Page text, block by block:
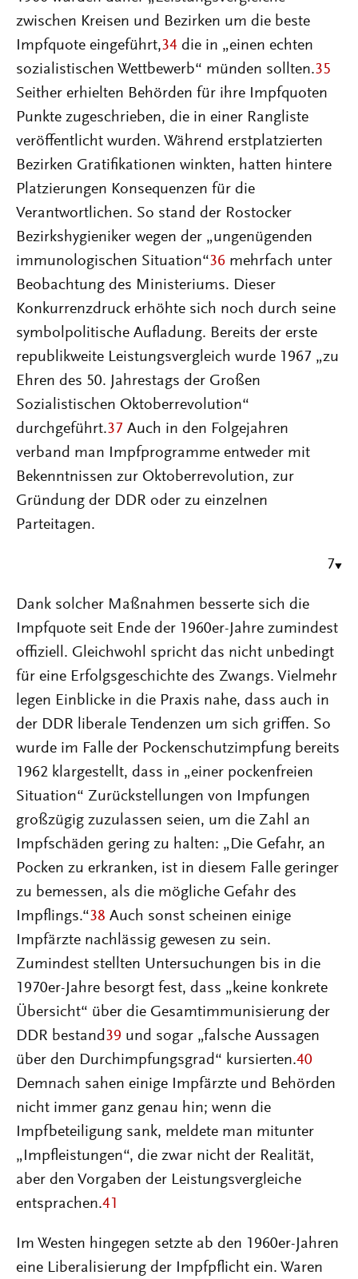
zwischen Kreisen und Bezirken um die beste
Impfquote eingeführt,34 die in „einen echten
sozialistischen Wettbewerb“ münden sollten.35
Seither erhielten Behörden für ihre Impfquoten
Punkte zugeschrieben, die in einer Rangliste
veröffentlicht wurden. Während erstplatzierten
Bezirken Gratifikationen winkten, hatten hintere
Platzierungen Konsequenzen für die
Verantwortlichen. So stand der Rostocker
Bezirkshygieniker wegen der „ungenügenden
immunologischen Situation“36 mehrfach unter
Beobachtung des Ministeriums. Dieser
Konkurrenzdruck erhöhte sich noch durch seine
symbolpolitische Aufladung. Bereits der erste
republikweite Leistungsvergleich wurde 1967 „zu
Ehren des 50. Jahrestags der Großen
Sozialistischen Oktoberrevolution“
durchgeführt.37 Auch in den Folgejahren
verband man Impfprogramme entweder mit
Bekenntnissen zur Oktoberrevolution, zur
Gründung der DDR oder zu einzelnen
Parteitagen.
7
Dank solcher Maßnahmen besserte sich die
Impfquote seit Ende der 1960er-Jahre zumindest
offiziell. Gleichwohl spricht das nicht unbedingt
für eine Erfolgsgeschichte des Zwangs. Vielmehr
legen Einblicke in die Praxis nahe, dass auch in
der DDR liberale Tendenzen um sich griffen. So
wurde im Falle der Pockenschutzimpfung bereits
1962 klargestellt, dass in „einer pockenfreien
Situation“ Zurückstellungen von Impfungen
großzügig zuzulassen seien, um die Zahl an
Impfschäden gering zu halten: „Die Gefahr, an
Pocken zu erkranken, ist in diesem Falle geringer
zu bemessen, als die mögliche Gefahr des
Impflings.“38 Auch sonst scheinen einige
Impfärzte nachlässig gewesen zu sein.
Zumindest stellten Untersuchungen bis in die
1970er-Jahre besorgt fest, dass „keine konkrete
Übersicht“ über die Gesamtimmunisierung der
DDR bestand39 und sogar „falsche Aussagen
über den Durchimpfungsgrad“ kursierten.40
Demnach sahen einige Impfärzte und Behörden
nicht immer ganz genau hin; wenn die
Impfbeteiligung sank, meldete man mitunter
„Impfleistungen“, die zwar nicht der Realität,
aber den Vorgaben der Leistungsvergleiche
entsprachen.41
Im Westen hingegen setzte ab den 1960er-Jahren
eine Liberalisierung der Impfpflicht ein. Waren